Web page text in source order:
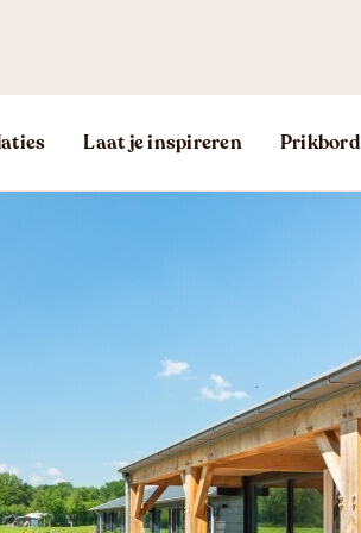
Laat je inspireren Prikbord
Ligging Reviews